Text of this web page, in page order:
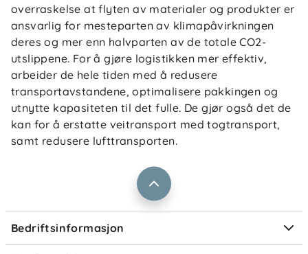
overraskelse at flyten av materialer og produkter er
ansvarlig for mesteparten av klimapåvirkningen
deres og mer enn halvparten av de totale CO2-
utslippene. For å gjøre logistikken mer effektiv,
arbeider de hele tiden med å redusere
transportavstandene, optimalisere pakkingen og
utnytte kapasiteten til det fulle. De gjør også det de
kan for å erstatte veitransport med togtransport,
samt redusere lufttransporten.
Bedriftsinformasjon
Om oss
Våre butikker
Vårt samfunnsansvar
Jobbe i Barnas Hus
Størrelsesguider
Kontakt oss
Frakt og levering
Retur og reklamasjon
Salgsbetingelser
Ofte stilte spørsmål